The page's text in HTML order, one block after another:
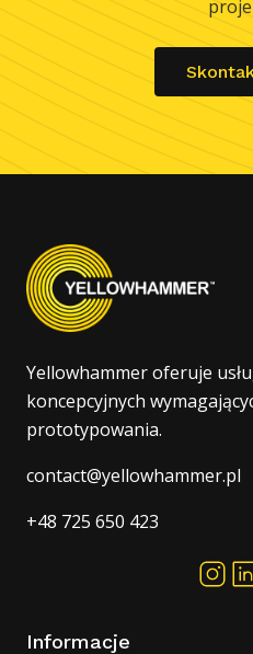
Yellowhammer oferuje
koncepcyjnych
prototypowania.
contact@yellowhammer.pl
+48 725 650 423
Informacje